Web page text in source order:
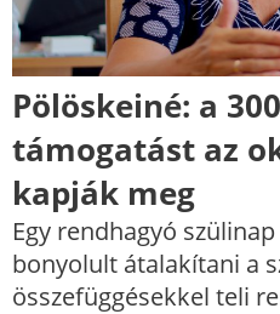
Pölöskeiné: a
támogatást az
kapják meg
Egy rendhagyó
bonyolult átalakítani a
összefüggésekkel teli